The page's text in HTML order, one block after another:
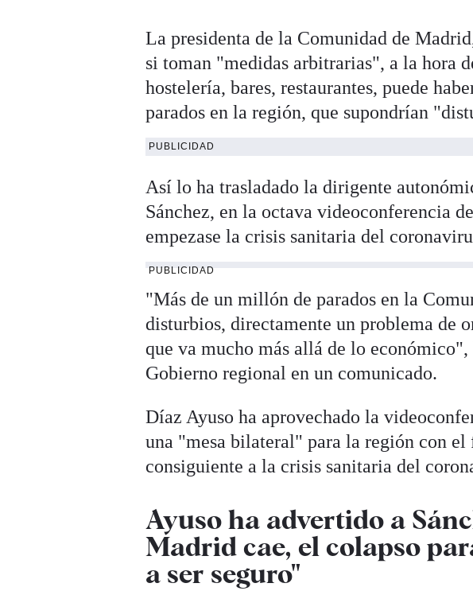
La presidenta de la Comunidad de
si toman "medidas arbitrarias", a la hora
hostelería, bares, restaurantes, puede
parados en la región, que supondrían
PUBLICIDAD
Así lo ha trasladado la dirigente
Sánchez, en la octava videoconferencia
empezase la crisis sanitaria del
PUBLICIDAD
"Más de un millón de parados en la
disturbios, directamente un problema de
que va mucho más allá de lo
Gobierno regional en un comunicado.
Díaz Ayuso ha aprovechado la
una "mesa bilateral" para la región con el
consiguiente a la crisis sanitaria del
Ayuso ha advertido a
Madrid cae, el colapso
a ser seguro"